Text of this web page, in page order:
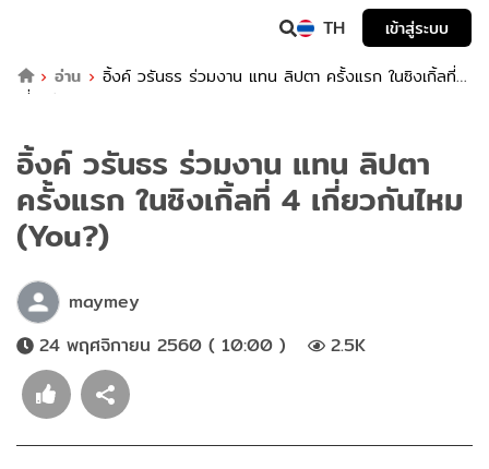
TH
เข้าสู่ระบบ
อ่าน
อิ้งค์ วรันธร ร่วมงาน แทน ลิปตา ครั้งแรก ในซิงเกิ้ลที่ 4
เกี่ยวกันไหม (You?)
อิ้งค์ วรันธร ร่วมงาน แทน ลิปตา
ครั้งแรก ในซิงเกิ้ลที่ 4 เกี่ยวกันไหม
(You?)
maymey
24 พฤศจิกายน 2560 ( 10:00 )
2.5K